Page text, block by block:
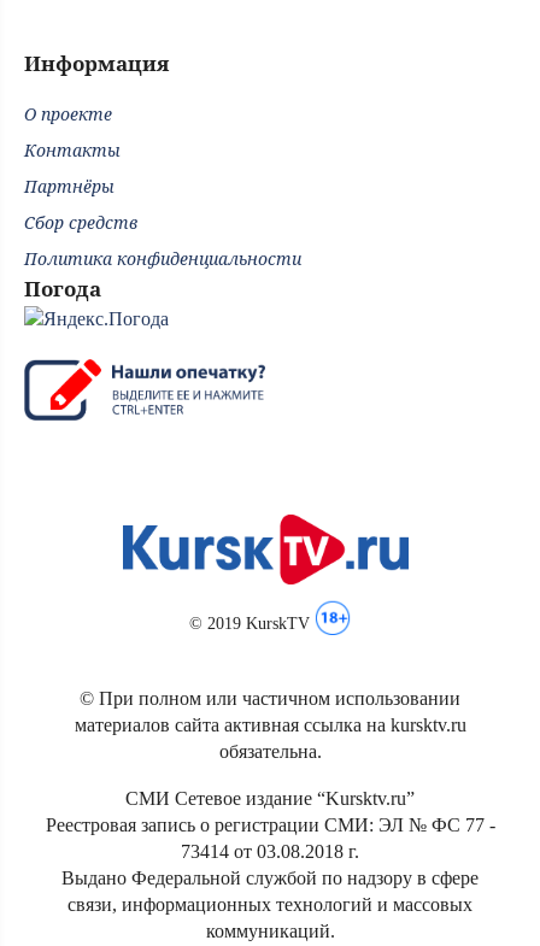
Информация
О проекте
Контакты
Партнёры
Сбор средств
Политика конфиденциальности
Погода
© 2019 KurskTV
© При полном или частичном использовании
материалов сайта активная ссылка на kursktv.ru
обязательна.
СМИ Сетевое издание “Kursktv.ru”
Реестровая запись о регистрации СМИ: ЭЛ № ФС 77 -
73414 от 03.08.2018 г.
Выдано Федеральной службой по надзору в сфере
связи, информационных технологий и массовых
коммуникаций.